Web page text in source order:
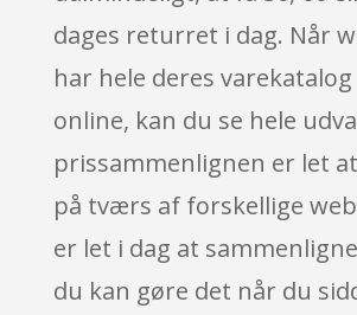
dages returret i dag. Når
har hele deres
online, kan du se hele
prissammenlignen er let
på tværs af forskellige
er let i dag at
du kan gøre det når du